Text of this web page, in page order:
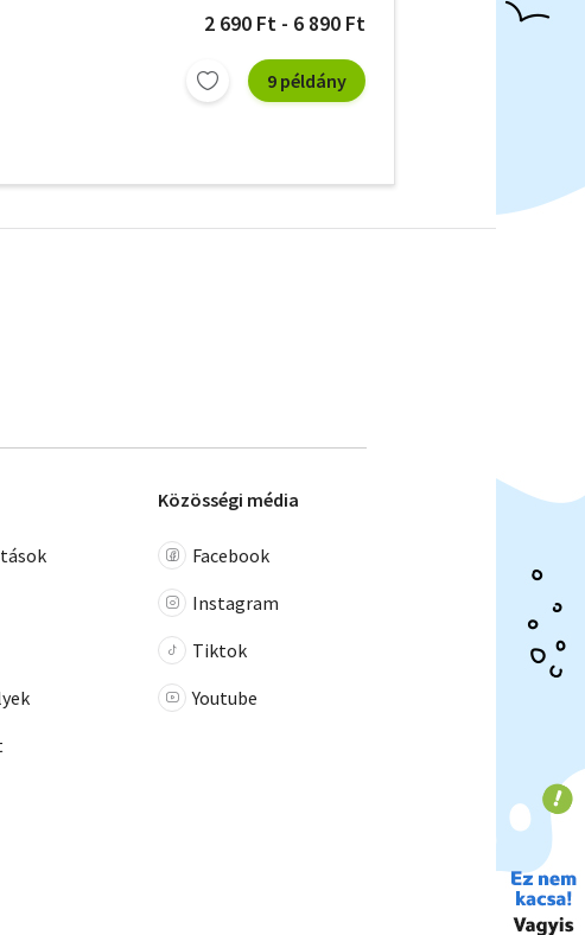
2 690 Ft - 6 890 Ft
9 példány
Közösségi média
Facebook
Instagram
Tiktok
Youtube